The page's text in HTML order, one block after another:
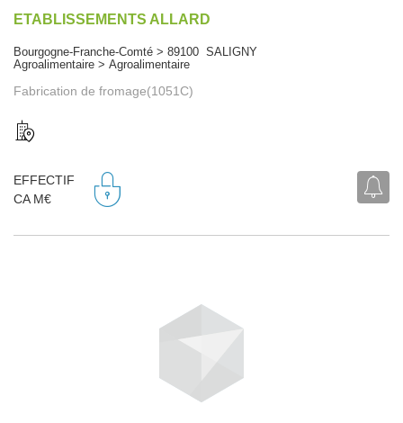
ETABLISSEMENTS ALLARD
Bourgogne-Franche-Comté > 89100 SALIGNY
Agroalimentaire > Agroalimentaire
Fabrication de fromage(1051C)
EFFECTIF
CA M€